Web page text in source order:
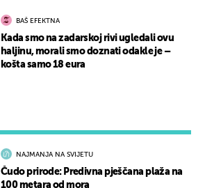
NAJMANJA NA SVIJETU
Čudo prirode: Predivna pješčana plaža na
100 metara od mora
BAŠ EFEKTNA
Kada smo na zadarskoj rivi ugledali ovu
haljinu, morali smo doznati odakle je –
košta samo 18 eura